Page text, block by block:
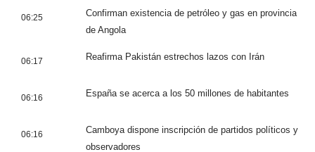
06:25
Confirman existencia de petróleo y gas en provincia
de Angola
06:17 Reafirma Pakistán estrechos lazos con Irán
06:16 España se acerca a los 50 millones de habitantes
06:16
Camboya dispone inscripción de partidos políticos y
observadores